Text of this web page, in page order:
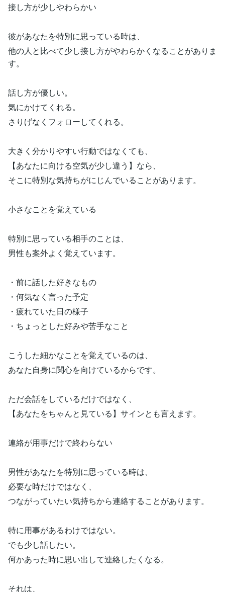
接し方が少しやわらかい
彼があなたを特別に思っている時は、
他の人と比べて少し接し方がやわらかくなることがありま
す。
話し方が優しい。
気にかけてくれる。
さりげなくフォローしてくれる。
大きく分かりやすい行動ではなくても、
【あなたに向ける空気が少し違う】なら、
そこに特別な気持ちがにじんでいることがあります。
小さなことを覚えている
特別に思っている相手のことは、
男性も案外よく覚えています。
・前に話した好きなもの
・何気なく言った予定
・疲れていた日の様子
・ちょっとした好みや苦手なこと
こうした細かなことを覚えているのは、
あなた自身に関心を向けているからです。
ただ会話をしているだけではなく、
【あなたをちゃんと見ている】サインとも言えます。
連絡が用事だけで終わらない
男性があなたを特別に思っている時は、
必要な時だけではなく、
つながっていたい気持ちから連絡することがあります。
特に用事があるわけではない。
でも少し話したい。
何かあった時に思い出して連絡したくなる。
それは、